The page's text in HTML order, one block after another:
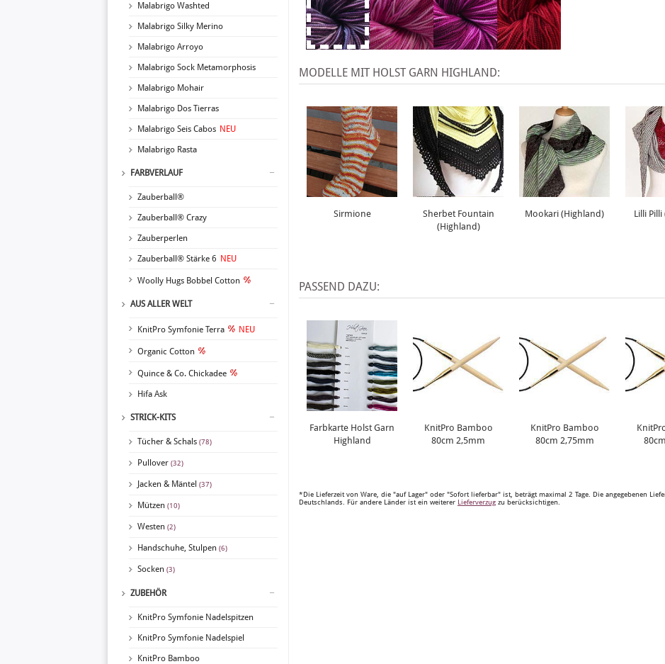
Malabrigo Washted
Malabrigo Silky Merino
Malabrigo Arroyo
Malabrigo Sock Metamorphosis
Malabrigo Mohair
Malabrigo Dos Tierras
Malabrigo Seis Cabos NEU
Malabrigo Rasta
FARBVERLAUF
Zauberball®
Zauberball® Crazy
Zauberperlen
Zauberball® Stärke 6 NEU
Woolly Hugs Bobbel Cotton
AUS ALLER WELT
KnitPro Symfonie Terra NEU
Organic Cotton
Quince & Co. Chickadee
Hifa Ask
STRICK-KITS
Tücher & Schals (78)
Pullover (32)
Jacken & Mäntel (37)
Mützen (10)
Westen (2)
Handschuhe, Stulpen (6)
Socken (3)
ZUBEHÖR
KnitPro Symfonie Nadelspitzen
KnitPro Symfonie Nadelspiel
KnitPro Bamboo
MODELLE MIT HOLST GARN HIGHLAND:
Sirmione
Sherbet Fountain
(Highland)
Mookari (Highland) Lilli
PASSEND DAZU:
Farbkarte Holst Garn
Highland
KnitPro Bamboo
80cm 2,5mm
KnitPro Bamboo
80cm 2,75mm
*Die Lieferzeit von Ware, die "auf Lager" oder "Sofort lieferbar" ist, beträgt maximal 2 Tage. Die angegebenen
Deutschlands. Für andere Länder ist ein weiterer Lieferverzug zu berücksichtigen.